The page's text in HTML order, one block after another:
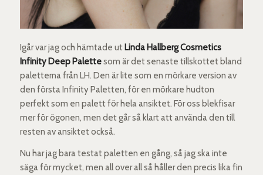
Igår var jag och hämtade ut Linda Hallberg Cosmetics
Infinity Deep Palettesom är det senaste tillskottet bland
paletterna från LH. Den är lite som en mörkare version av
den första Infinity Paletten, för en mörkare hudton
perfekt som en palett för hela ansiktet. För oss blekfisar
mer för ögonen, men det går så klart att använda den till
resten av ansiktet också.
Nu har jag bara testat paletten en gång, så jag ska inte
säga för mycket, men all over all så håller den precis lika fin